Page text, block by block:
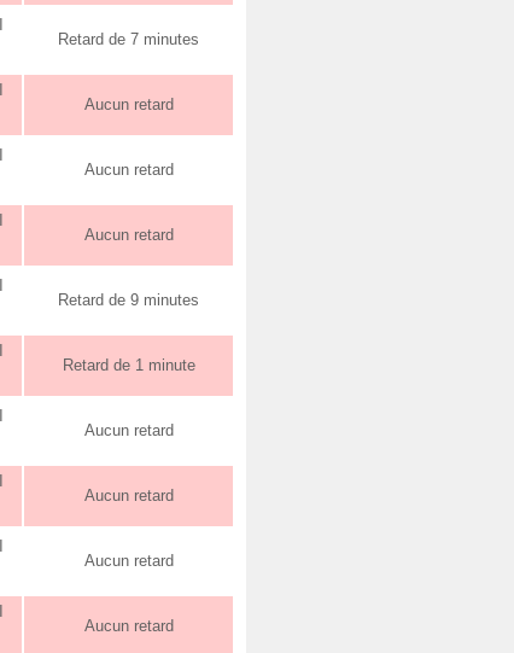
Retard de 7 minutes
Aucun retard
Aucun retard
Aucun retard
Retard de 9 minutes
Retard de 1 minute
Aucun retard
Aucun retard
Aucun retard
Aucun retard